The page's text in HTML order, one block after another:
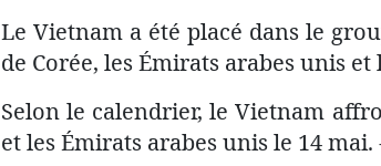
Le Vietnam a été placé dans le
de Corée, les Émirats arabes unis et
Selon le calendrier, le Vietnam
et les Émirats arabes unis le 14 mai.